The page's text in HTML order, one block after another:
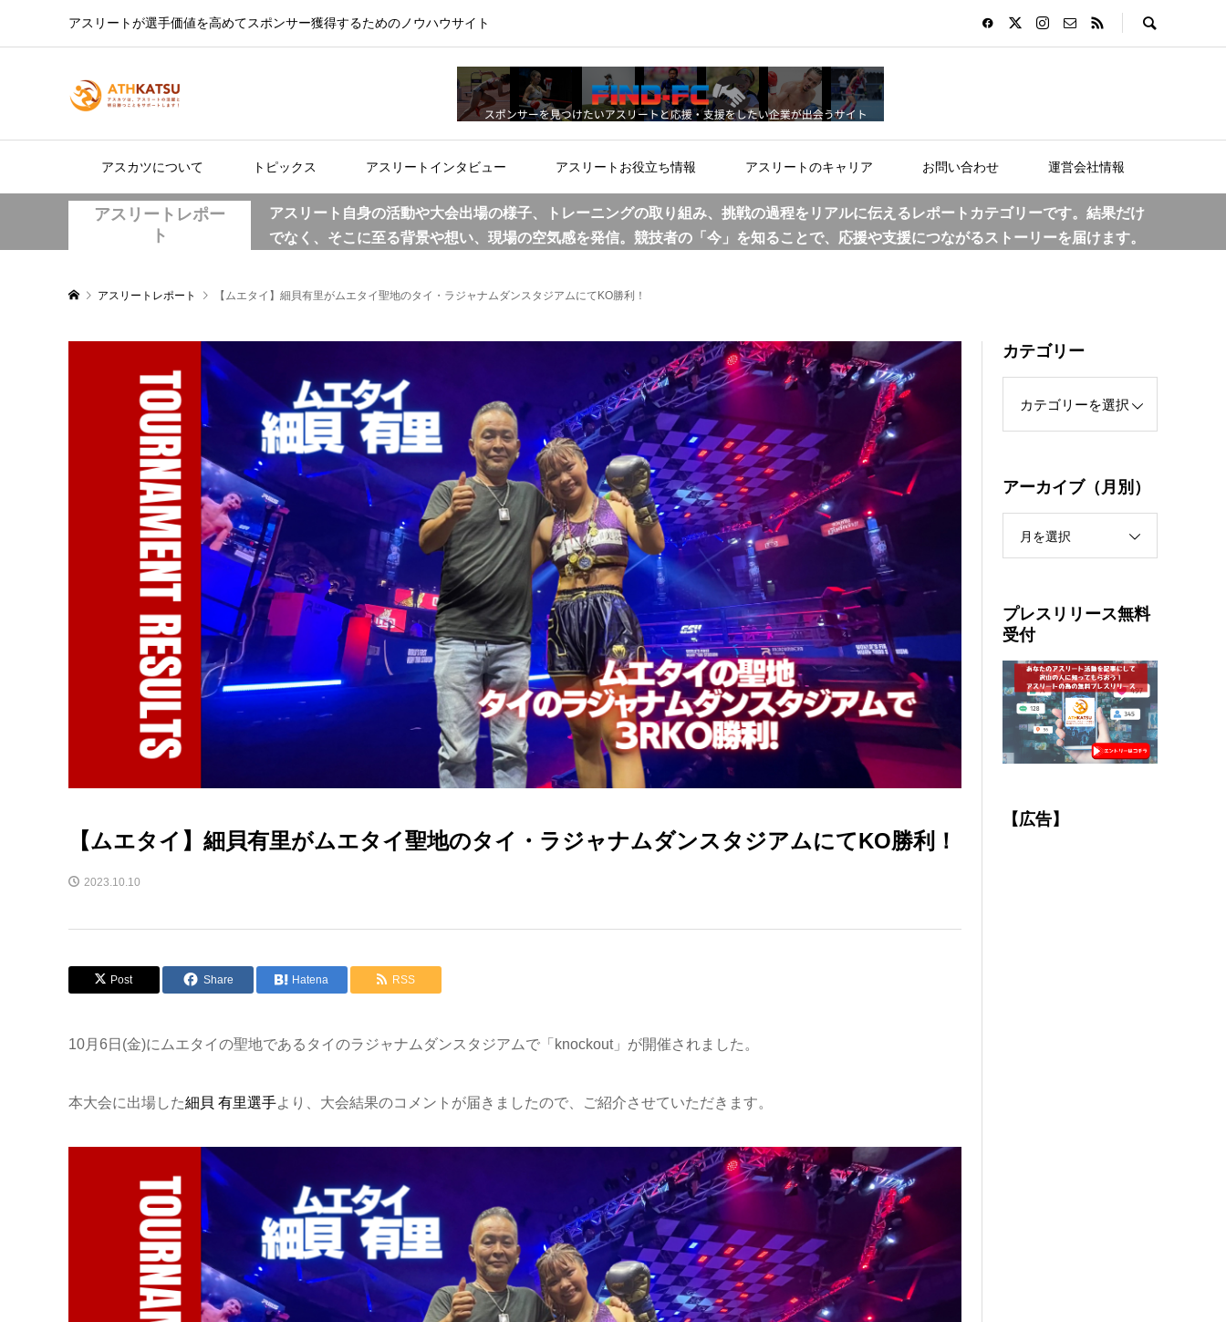
アスリートが選手価値を高めてスポンサー獲得するためのノウハウサイト
アスカツについて トピックス アスリートインタビュー アスリートお役立ち情報 アスリートのキャリア お問い合わせ 運営会社情報
アスリートレポー
ト
アスリート自身の活動や大会出場の様子、トレーニングの取り組み、挑戦の過程をリアルに伝えるレポートカテゴリーです。結果だけ
でなく、そこに至る背景や想い、現場の空気感を発信。競技者の「今」を知ることで、応援や支援につながるストーリーを届けます。
アスリートレポート 【ムエタイ】細貝有里がムエタイ聖地のタイ・ラジャナムダンスタジアムにてKO勝利！
【ムエタイ】細貝有里がムエタイ聖地のタイ・ラジャナムダンスタジアムにてKO勝利！
2023.10.10
Post Share Hatena RSS
10月6日(金)にムエタイの聖地であるタイのラジャナムダンスタジアムで「knockout」が開催されました。
本大会に出場した細貝 有里選手より、大会結果のコメントが届きましたので、ご紹介させていただきます。
カテゴリー
アーカイブ（月別）
月を選択
プレスリリース無料
受付
【広告】